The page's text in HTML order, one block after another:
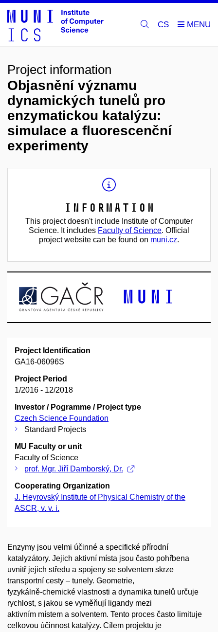
CS
Project information
Objasnění významu
dynamických tunelů pro
enzymatickou katalýzu:
simulace a fluorescenční
experimenty
Information
This project doesn't include Institute of Computer
Science. It includes Faculty of Science. Official
project website can be found on muni.cz.
Project Identification
GA16-06096S
Project Period
1/2016 - 12/2018
Investor / Pogramme / Project type
Czech Science Foundation
Standard Projects
MU Faculty or unit
Faculty of Science
prof. Mgr. Jiří Damborský, Dr.
Cooperating Organization
J. Heyrovský Institute of Physical Chemistry of the
ASCR, v. v. i.
Enzymy jsou velmi účinné a specifické přírodní
katalyzátory. Jejich aktivní místa jsou často pohřbena
uvnitř jejich středu a spojeny se solventem skrze
transportní cesty – tunely. Geometrie,
fyzykálně-chemické vlastnosti a dynamika tunelů určuje
rychlost, s jakou se vyměňují ligandy mezi
aktivním místem a solventem. Tento proces často limituje
celkovou účinnost katalýzy. Cílem projektu je